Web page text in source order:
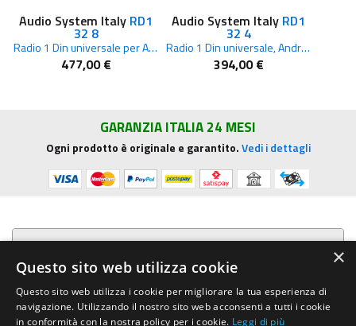
Audio System Italy RD1
32 8
Radio 1 Din universale per Android 10.0, 8 core, 2+32 GB con scheda SIM
477,00 €
Audio System Italy RD1
32 4
Radio 1 Din universale, Android 10.0, 4 core, 2+32 GB, senza scheda SIM
394,00 €
GARANZIA ITALIA 24 MESI
Ogni prodotto è originale e garantito.Vedi i dettagli
Presentazione aziendale
Acquista su R.G. Sound
×
Questo sito web utilizza cookie
Questo sito web utilizza i cookie per migliorare la tua esperienza di
navigazione. Utilizzando il nostro sito web acconsenti a tutti i cookie
in conformità con la nostra policy per i cookie. Leggi di più